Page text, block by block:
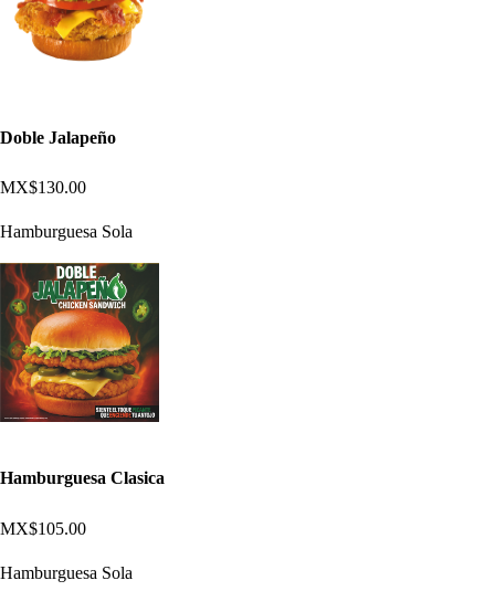
Doble Jalapeño
MX$130.00
Hamburguesa Sola
Hamburguesa Clasica
MX$105.00
Hamburguesa Sola